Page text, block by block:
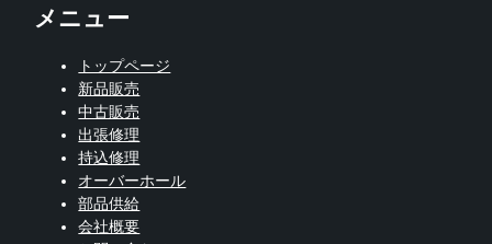
メニュー
トップページ
新品販売
中古販売
出張修理
持込修理
オーバーホール
部品供給
会社概要